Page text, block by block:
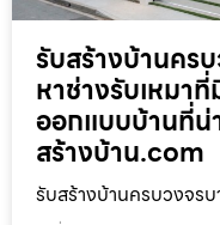
รับสร้างบ้านคร
หาช่างรับเหมา
ออกแบบบ้านที่น่
สร้างบ้าน.com
รับสร้างบ้านครบวงจร